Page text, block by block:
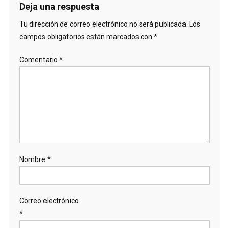
Deja una respuesta
Tu dirección de correo electrónico no será publicada. Los
campos obligatorios están marcados con *
Comentario *
Nombre *
Correo electrónico
*